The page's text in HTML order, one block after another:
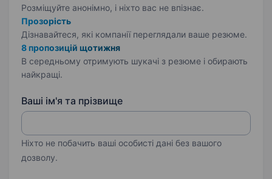
Розміщуйте анонімно, і ніхто вас не впізнає.
Прозорість
Дізнавайтеся, які компанії переглядали ваше резюме.
8 пропозицій щотижня
В середньому отримують шукачі з резюме і обирають
найкращі.
Ваші ім'я та прізвище
Ніхто не побачить ваші особисті дані без вашого
дозволу.